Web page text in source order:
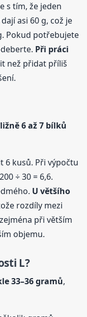
s tím, že jeden
asi 60 g, což je
Pokud potřebujete
Při práci
než přidat příliš
6 až 7 bílků
6 kusů. Při výpočtu
÷ 30 = 6,6.
U většího
rozdíly mezi
zejména při větším
objemu.
L?
33–36 gramů,